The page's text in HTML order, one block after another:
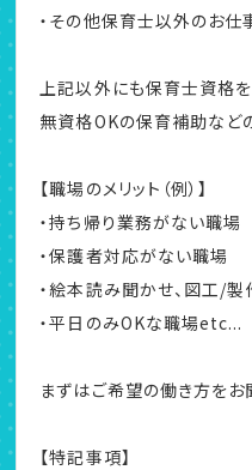
・その他保育士以外のお仕
上記以外にも保育士資格
無資格OKの保育補助など
【職場のメリット（例）】
・持ち帰り業務がない職場
・保護者対応がない職場
・絵本読み聞かせ、図工/
・平日のみOKな職場etc...
まずはご希望の働き方をお
【特記事項】